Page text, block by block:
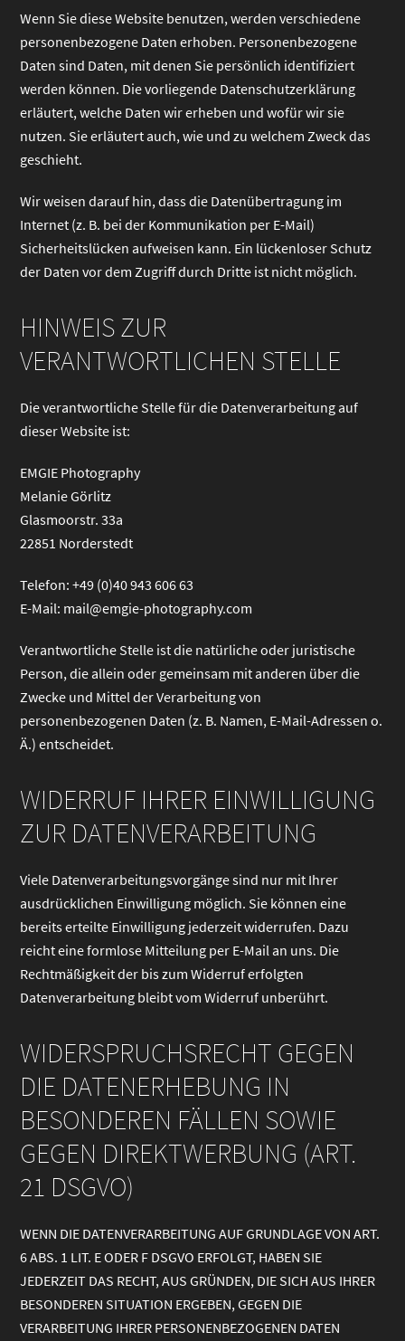
Wenn Sie diese Website benutzen, werden verschiedene
personenbezogene Daten erhoben. Personenbezogene
Daten sind Daten, mit denen Sie persönlich identifiziert
werden können. Die vorliegende Datenschutzerklärung
erläutert, welche Daten wir erheben und wofür wir sie
nutzen. Sie erläutert auch, wie und zu welchem Zweck das
geschieht.
Wir weisen darauf hin, dass die Datenübertragung im
Internet (z. B. bei der Kommunikation per E-Mail)
Sicherheitslücken aufweisen kann. Ein lückenloser Schutz
der Daten vor dem Zugriff durch Dritte ist nicht möglich.
HINWEIS ZUR
VERANTWORTLICHEN STELLE
Die verantwortliche Stelle für die Datenverarbeitung auf
dieser Website ist:
EMGIE Photography
Melanie Görlitz
Glasmoorstr. 33a
22851 Norderstedt
Telefon: +49 (0)40 943 606 63
E-Mail: mail@emgie-photography.com
Verantwortliche Stelle ist die natürliche oder juristische
Person, die allein oder gemeinsam mit anderen über die
Zwecke und Mittel der Verarbeitung von
personenbezogenen Daten (z. B. Namen, E-Mail-Adressen o.
Ä.) entscheidet.
WIDERRUF IHRER EINWILLIGUNG
ZUR DATENVERARBEITUNG
Viele Datenverarbeitungsvorgänge sind nur mit Ihrer
ausdrücklichen Einwilligung möglich. Sie können eine
bereits erteilte Einwilligung jederzeit widerrufen. Dazu
reicht eine formlose Mitteilung per E-Mail an uns. Die
Rechtmäßigkeit der bis zum Widerruf erfolgten
Datenverarbeitung bleibt vom Widerruf unberührt.
WIDERSPRUCHSRECHT GEGEN
DIE DATENERHEBUNG IN
BESONDEREN FÄLLEN SOWIE
GEGEN DIREKTWERBUNG (ART.
21 DSGVO)
WENN DIE DATENVERARBEITUNG AUF GRUNDLAGE VON ART.
6 ABS. 1 LIT. E ODER F DSGVO ERFOLGT, HABEN SIE
JEDERZEIT DAS RECHT, AUS GRÜNDEN, DIE SICH AUS IHRER
BESONDEREN SITUATION ERGEBEN, GEGEN DIE
VERARBEITUNG IHRER PERSONENBEZOGENEN DATEN